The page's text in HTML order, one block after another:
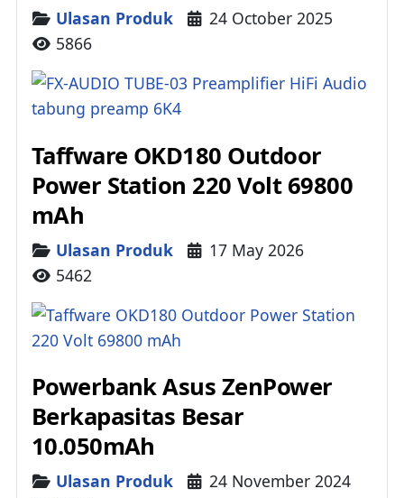
Details
Ulasan Produk
24 October 2025
5866
Taffware OKD180 Outdoor
Power Station 220 Volt 69800
mAh
Details
Ulasan Produk
17 May 2026
5462
Powerbank Asus ZenPower
Berkapasitas Besar
10.050mAh
Details
Ulasan Produk
24 November 2024